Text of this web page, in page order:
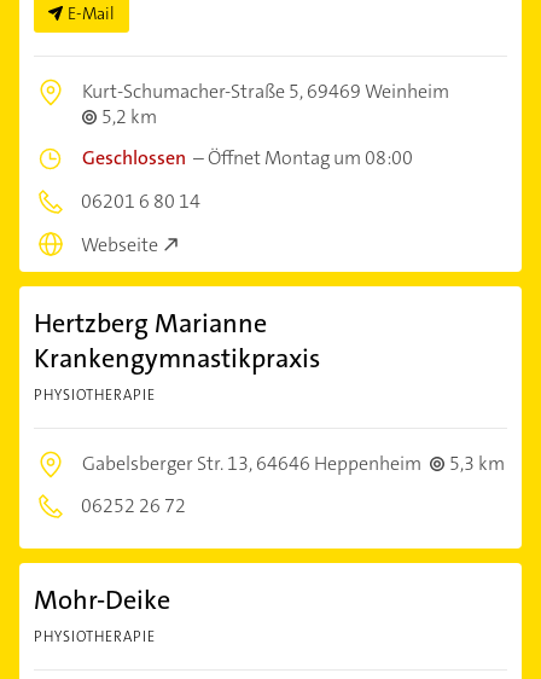
E-Mail
Kurt-Schumacher-Straße 5,69469 Weinheim
5,2 km
Geschlossen –Öffnet Montag um 08:00
06201 6 80 14
Webseite
Hertzberg Marianne
Krankengymnastikpraxis
PHYSIOTHERAPIE
Gabelsberger Str. 13,64646 Heppenheim
5,3 km
06252 26 72
Mohr-Deike
PHYSIOTHERAPIE